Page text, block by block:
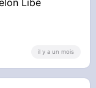
il y a un mois